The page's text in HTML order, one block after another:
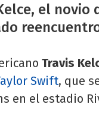
el novio
Travis
Swift, que
en el estadio